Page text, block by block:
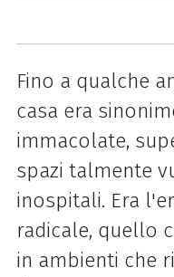
Fino a qualche
casa era
immacolate,
spazi talmente
inospitali. Era
radicale, quello
in ambienti che